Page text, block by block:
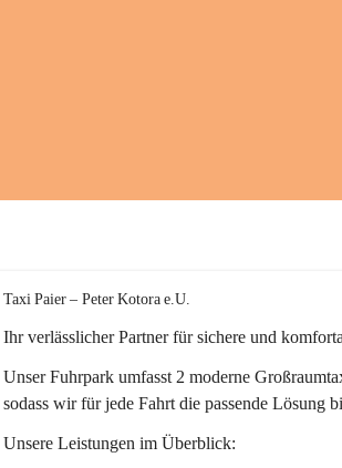
Taxi Paier – Peter Kotora e.U.
Ihr verlässlicher Partner für sichere und
Unser Fuhrpark umfasst 2 moderne
sodass wir für jede Fahrt die passende Lösung
Unsere Leistungen im Überblick: